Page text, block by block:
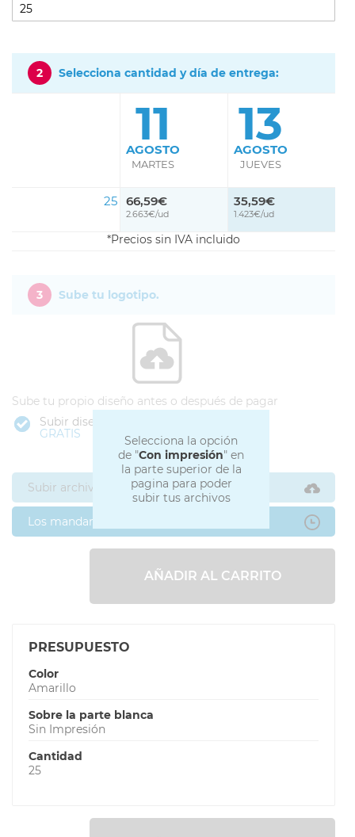
2 Selecciona cantidad y día de entrega:
11
AGOSTO
MARTES
13
AGOSTO
JUEVES
25 66,59€
2.663€/ud
35,59€
1.423€/ud
Precios sin IVA incluido
Selecciona la opción
de "Con impresión" en
la parte superior de la
pagina para poder
subir tus archivos
3 Sube tu logotipo.
Sube tu propio diseño antes o después de pagar
Subir diseño
GRATIS
Subir archivos ahora
Los mandaré después
AÑADIR AL CARRITO
PRESUPUESTO
Color
Amarillo
Sobre la parte blanca
Sin Impresión
Cantidad
25